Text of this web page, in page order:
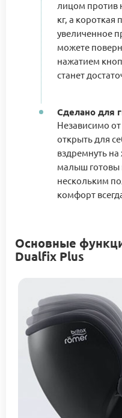
лицом против
кг, а короткая
увеличенное
можете
нажатием
станет
Сделано для
Независимо
открыть для
вздремнуть
малыш готовы
нескольким
комфорт
Основные
Dualfix Plus